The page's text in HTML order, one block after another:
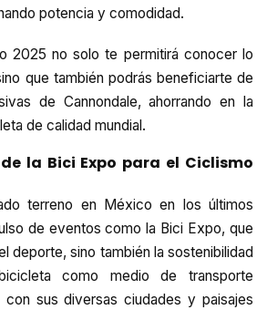
potencia y comodidad.
2025 no solo te permitirá conocer lo
que también podrás beneficiarte de
de Cannondale, ahorrando en la
de calidad mundial.
la Bici Expo para el Ciclismo
terreno en México en los últimos
de eventos como la Bici Expo, que
deporte, sino también la sostenibilidad
como medio de transporte
sus diversas ciudades y paisajes